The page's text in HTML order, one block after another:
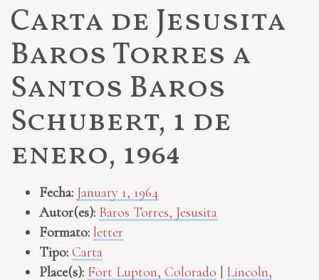
Carta de Jesusita
Baros Torres a
Santos Baros
Schubert, 1 de
enero, 1964
Fecha: January 1, 1964
Autor(es): Baros Torres, Jesusita
Formato: letter
Tipo: Carta
Place(s): Fort Lupton, Colorado
Lincoln,